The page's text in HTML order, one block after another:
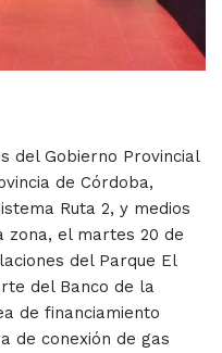
del Gobierno Provincial
de Córdoba,
Ruta 2, y medios
zona, el martes 20 de
del Parque El
del Banco de la
de financiamiento
de conexión de gas